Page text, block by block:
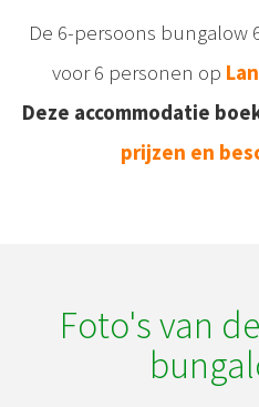
De 6-persoons bungalow
voor 6 personen op
Deze accommodatie
prijzen en
Foto's van